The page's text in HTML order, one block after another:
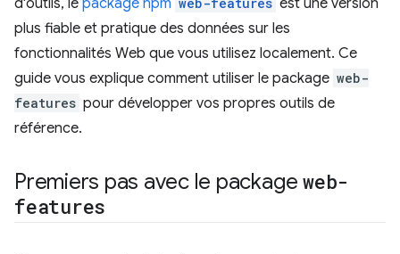
d'outils, le package npm
est une version
plus fiable et pratique des données sur les
fonctionnalités Web que vous utilisez localement. Ce
guide vous explique comment utiliser le package web-
features pour développer vos propres outils de
référence.
Premiers pas avec le packageweb-
features